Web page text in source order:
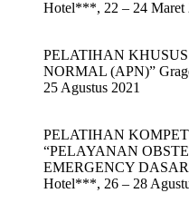
Hotel***, 22 – 24 Maret
PELATIHAN
NORMAL (APN)”
25 Agustus 2021
PELATIHAN
“PELAYANAN
EMERGENCY DASAR
Hotel***, 26 – 28